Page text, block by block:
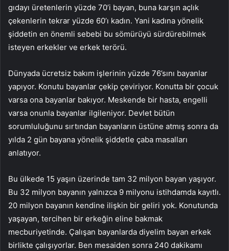
gıdayı üretenlerin yüzde 70’i bayan, buna karşın açlık
çekenlerin tekrar yüzde 60’ı kadın. Yani kadına yönelik
şiddetin en önemli sebebi bu sömürüyü sürdürebilmek
isteyen erkekler ve erkek terörü.
Dünyada ücretsiz bakım işlerinin yüzde 76’sını bayanlar
yapıyor. Konutu bayanlar çekip çeviriyor. Konutta bir çocuk
varsa ona bayanlar bakıyor. Meskende bir hasta, engelli
varsa onunla bayanlar ilgileniyor. Devlet bütün
sorumluluğunu sırtından bayanların üstüne atmış sonra da
yılda 2 gün bayana yönelik şiddetle çaba masalları
anlatıyor.
Bu ülkede 15 yaşın üzerinde tam 32 milyon bayan yaşıyor.
Bu 32 milyon bayanın yalnızca 9 milyonu istihdamda kayıtlı.
20 milyon bayanın kendine ilişkin bir geliri yok. Konutunda
yaşayan, tercihen bir erkeğin eline bakmak
mecburiyetinde. Çalışan bayanlarda diyelim bayan erkek
birlikte çalışıyorlar. Ben mesaiden sonra 240 dakikamı